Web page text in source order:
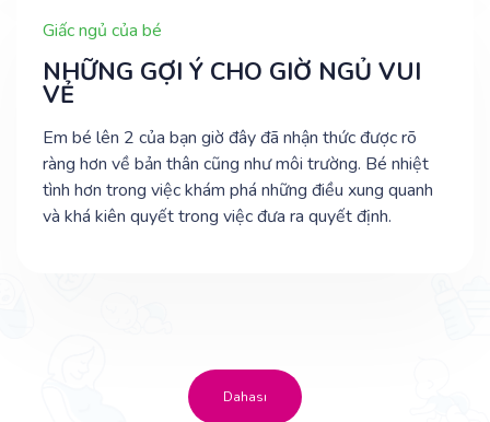
Giấc ngủ của bé
NHỮNG GỢI Ý CHO GIỜ NGỦ VUI
VẺ
Em bé lên 2 của bạn giờ đây đã nhận thức được rõ
ràng hơn về bản thân cũng như môi trường. Bé nhiệt
tình hơn trong việc khám phá những điều xung quanh
và khá kiên quyết trong việc đưa ra quyết định.
Dahası